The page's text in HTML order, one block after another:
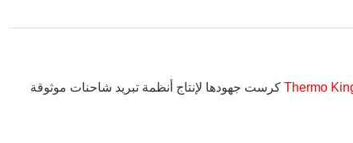
Thermo كرست جهودها لإنتاج أنظمة تبريد شاحنات موثوقة